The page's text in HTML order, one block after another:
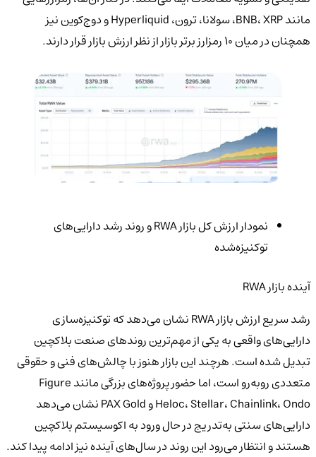
مانند BNB، XRP، سولانا، ترون، Hyperliquid و دوج‌کوین نیز
همچنان در میان ۱۰ رمزارز برتر بازار از نظر ارزش بازار قرار دارند.
نمودار ارزش کل بازار RWA و روند رشد دارایی‌های
توکنیزه‌شده
آینده بازار RWA
رشد سریع ارزش بازار RWA نشان می‌دهد که توکنیزه‌سازی
دارایی‌های واقعی به یکی از مهم‌ترین روندهای صنعت بلاکچین
تبدیل شده است. هرچند این بازار هنوز با چالش‌های فنی و حقوقی
متعددی روبه‌رو است، اما حضور پروژه‌های بزرگی مانند Figure
Heloc، Stellar، Chainlink، Ondo و PAX Gold نشان می‌دهد
دارایی‌های سنتی به‌تدریج در حال ورود به اکوسیستم بلاکچین
هستند و انتظار می‌رود این روند در سال‌های آینده نیز ادامه پیدا کند.